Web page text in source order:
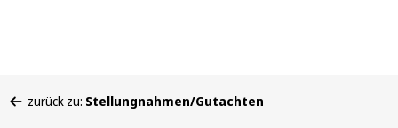
befinden
zurück zu: Stellungnahmen/Gutachten